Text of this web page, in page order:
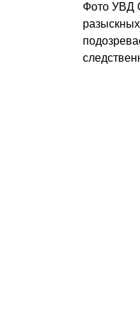
Фото УВД